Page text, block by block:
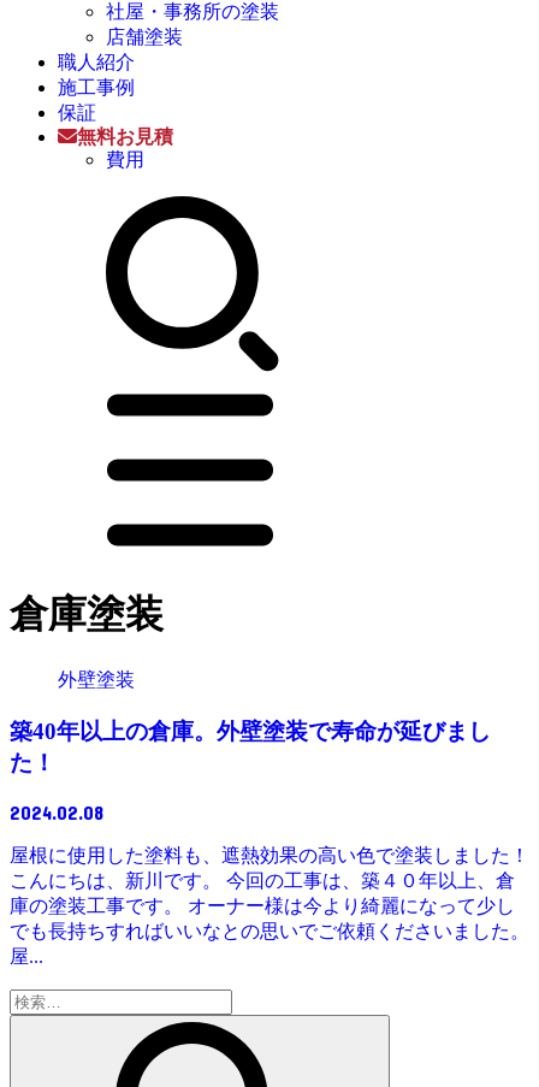
社屋・事務所の塗装
店舗塗装
職人紹介
施工事例
保証
無料お見積
費用
倉庫塗装
外壁塗装
築40年以上の倉庫。外壁塗装で寿命が延びまし
た！
2024.02.08
屋根に使用した塗料も、遮熱効果の高い色で塗装しました！
こんにちは、新川です。 今回の工事は、築４０年以上、倉
庫の塗装工事です。 オーナー様は今より綺麗になって少し
でも長持ちすればいいなとの思いでご依頼くださいました。
屋...
検
索: